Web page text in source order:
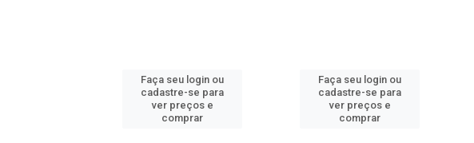
Faça seu login ou
cadastre-se para
ver preços e
comprar
Faça seu login ou
cadastre-se para
ver preços e
comprar